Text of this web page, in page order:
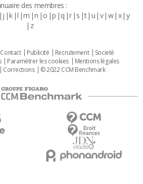
des membres :
j k l m n o p q r s t u v w x y
z
Contact Publicité Recrutement
Societé
Paramétrer les cookies
Mentions légales
Corrections © 2022 CCM Benchmark